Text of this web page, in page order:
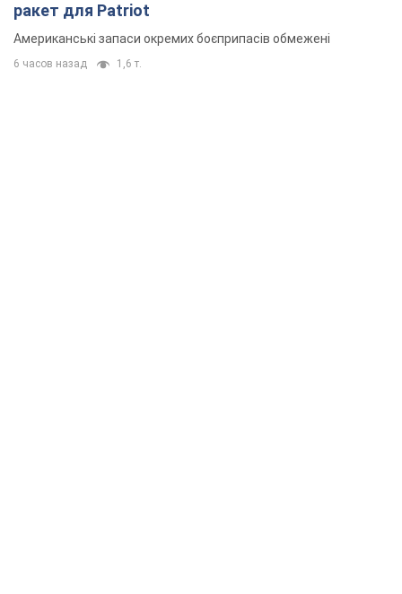
ракет для Patriot
Американські запаси окремих боєприпасів обмежені
6 часов назад 1,6 т.